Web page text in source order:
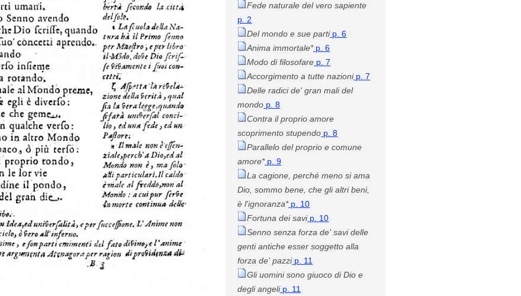
Fede naturale del vero sapiente
p. 2
Del mondo e sue partip. 6
Anima immortale*p. 6
Modo di filosofare p. 7
Accorgimento a tutte nazionip. 7
Delle radici de' gran mali del
mondo p. 8
Contra il proprio amore
scoprimento stupendo p. 8
Parallelo del proprio e comune
amore*p. 9
La cagione, perché meno si ama
Dio, sommo bene, che gli altri beni,
è l'ignoranza*p. 10
Fortuna dei savip. 10
Senno senza forza de' savi delle
genti antiche esser soggetto alla
forza de' pazzip. 11
Gli uomini sono giuoco di Dio e
degli angelip. 11